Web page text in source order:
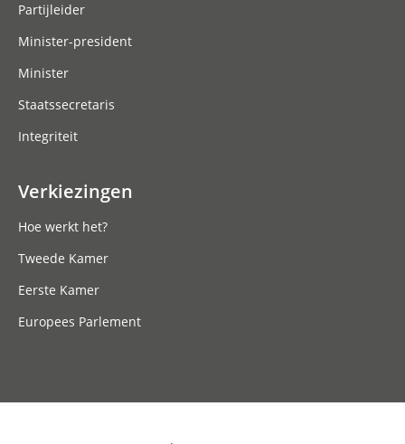
Partijleider
Minister-president
Minister
Staatssecretaris
Integriteit
Verkiezingen
Hoe werkt het?
Tweede Kamer
Eerste Kamer
Europees Parlement